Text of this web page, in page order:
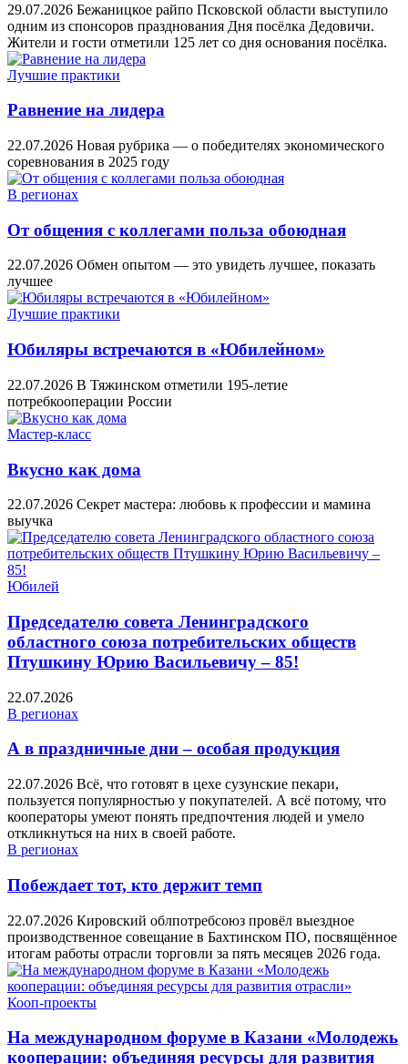
29.07.2026 Бежаницкое райпо Псковской области выступило
одним из спонсоров празднования Дня посёлка Дедовичи.
Жители и гости отметили 125 лет со дня основания посёлка.
Лучшие практики
Равнение на лидера
22.07.2026 Новая рубрика — о победителях экономического
соревнования в 2025 году
В регионах
От общения с коллегами польза обоюдная
22.07.2026 Обмен опытом — это увидеть лучшее, показать
лучшее
Лучшие практики
Юбиляры встречаются в «Юбилейном»
22.07.2026 В Тяжинском отметили 195-летие
потребкооперации России
Мастер-класс
Вкусно как дома
22.07.2026 Секрет мастера: любовь к профессии и мамина
выучка
Юбилей
Председателю совета Ленинградского
областного союза потребительских обществ
Птушкину Юрию Васильевичу – 85!
22.07.2026
В регионах
А в праздничные дни – особая продукция
22.07.2026 Всё, что готовят в цехе сузунские пекари,
пользуется популярностью у покупателей. А всё потому, что
кооператоры умеют понять предпочтения людей и умело
откликнуться на них в своей работе.
В регионах
Побеждает тот, кто держит темп
22.07.2026 Кировский облпотребсоюз провёл выездное
производственное совещание в Бахтинском ПО, посвящённое
итогам работы отрасли торговли за пять месяцев 2026 года.
Кооп-проекты
На международном форуме в Казани «Молодежь
кооперации: объединяя ресурсы для развития